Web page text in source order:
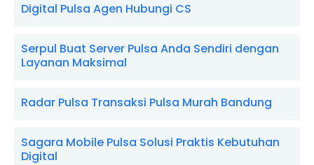
Digital Pulsa Agen Hubungi CS
Serpul Buat Server Pulsa Anda Sendiri dengan
Layanan Maksimal
Radar Pulsa Transaksi Pulsa Murah Bandung
Sagara Mobile Pulsa Solusi Praktis Kebutuhan
Digital